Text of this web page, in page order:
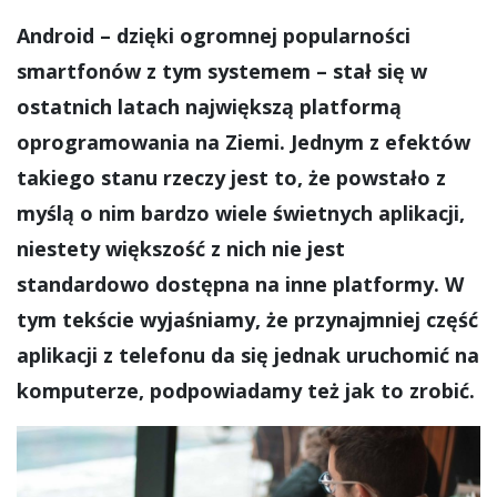
Android – dzięki ogromnej popularności
smartfonów z tym systemem – stał się w
ostatnich latach największą platformą
oprogramowania na Ziemi. Jednym z efektów
takiego stanu rzeczy jest to, że powstało z
myślą o nim bardzo wiele świetnych aplikacji,
niestety większość z nich nie jest
standardowo dostępna na inne platformy. W
tym tekście wyjaśniamy, że przynajmniej część
aplikacji z telefonu da się jednak uruchomić na
komputerze, podpowiadamy też jak to zrobić.